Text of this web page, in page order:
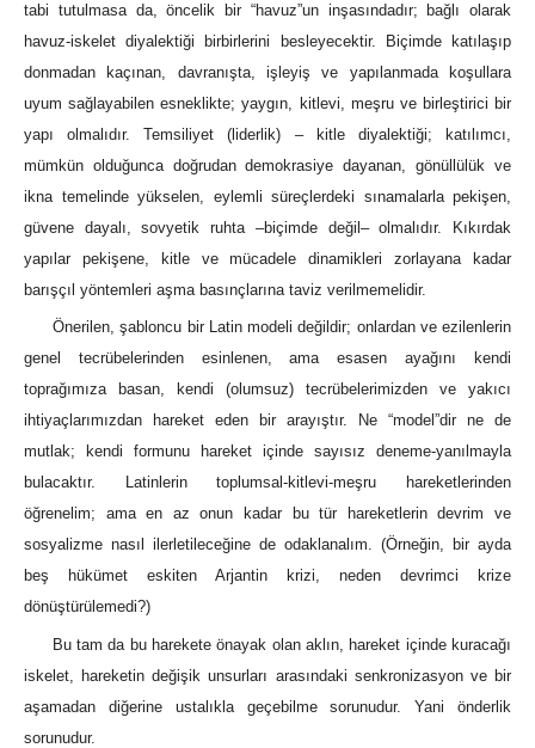
tabi tutulmasa da, öncelik bir “havuz”un inşasındadır; bağlı olarak
havuz-iskelet diyalektiği birbirlerini besleyecektir. Biçimde katılaşıp
donmadan kaçınan, davranışta, işleyiş ve yapılanmada koşullara
uyum sağlayabilen esneklikte; yaygın, kitlevi, meşru ve birleştirici bir
yapı olmalıdır. Temsiliyet (liderlik) – kitle diyalektiği; katılımcı,
mümkün olduğunca doğrudan demokrasiye dayanan, gönüllülük ve
ikna temelinde yükselen, eylemli süreçlerdeki sınamalarla pekişen,
güvene dayalı, sovyetik ruhta –biçimde değil– olmalıdır. Kıkırdak
yapılar pekişene, kitle ve mücadele dinamikleri zorlayana kadar
barışçıl yöntemleri aşma basınçlarına taviz verilmemelidir.
Önerilen, şabloncu bir Latin modeli değildir; onlardan ve ezilenlerin
genel tecrübelerinden esinlenen, ama esasen ayağını kendi
toprağımıza basan, kendi (olumsuz) tecrübelerimizden ve yakıcı
ihtiyaçlarımızdan hareket eden bir arayıştır. Ne “model”dir ne de
mutlak; kendi formunu hareket içinde sayısız deneme-yanılmayla
bulacaktır. Latinlerin toplumsal-kitlevi-meşru hareketlerinden
öğrenelim; ama en az onun kadar bu tür hareketlerin devrim ve
sosyalizme nasıl ilerletileceğine de odaklanalım. (Örneğin, bir ayda
beş hükümet eskiten Arjantin krizi, neden devrimci krize
dönüştürülemedi?)
Bu tam da bu harekete önayak olan aklın, hareket içinde kuracağı
iskelet, hareketin değişik unsurları arasındaki senkronizasyon ve bir
aşamadan diğerine ustalıkla geçebilme sorunudur. Yani önderlik
sorunudur.